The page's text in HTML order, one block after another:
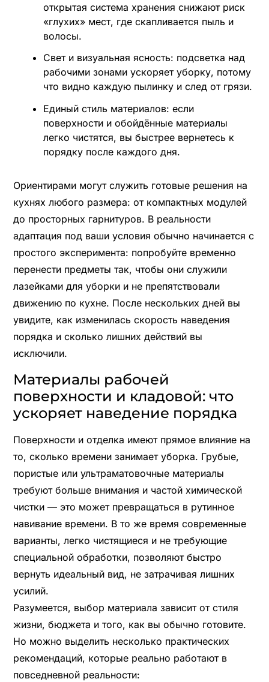
открытая система хранения снижают риск
«глухих» мест, где скапливается пыль и
волосы.
Свет и визуальная ясность: подсветка над
рабочими зонами ускоряет уборку, потому
что видно каждую пылинку и след от грязи.
Единый стиль материалов: если
поверхности и обойдённые материалы
легко чистятся, вы быстрее вернетесь к
порядку после каждого дня.
Ориентирами могут служить готовые решения на
кухнях любого размера: от компактных модулей
до просторных гарнитуров. В реальности
адаптация под ваши условия обычно начинается с
простого эксперимента: попробуйте временно
перенести предметы так, чтобы они служили
лазейками для уборки и не препятствовали
движению по кухне. После нескольких дней вы
увидите, как изменилась скорость наведения
порядка и сколько лишних действий вы
исключили.
Материалы рабочей
поверхности и кладовой: что
ускоряет наведение порядка
Поверхности и отделка имеют прямое влияние на
то, сколько времени занимает уборка. Грубые,
пористые или ультраматовочные материалы
требуют больше внимания и частой химической
чистки — это может превращаться в рутинное
навивание времени. В то же время современные
варианты, легко чистящиеся и не требующие
специальной обработки, позволяют быстро
вернуть идеальный вид, не затрачивая лишних
усилий.
Разумеется, выбор материала зависит от стиля
жизни, бюджета и того, как вы обычно готовите.
Но можно выделить несколько практических
рекомендаций, которые реально работают в
повседневной реальности: